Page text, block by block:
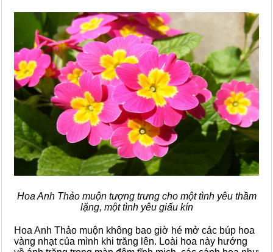
Hoa Anh Thảo muộn tượng trưng cho một tình yêu thầm
lặng, một tình yêu giấu kín
Hoa Anh Thảo muộn không bao giờ hé mở các búp hoa
vàng nhạt của mình khi trăng lên. Loài hoa này hướng